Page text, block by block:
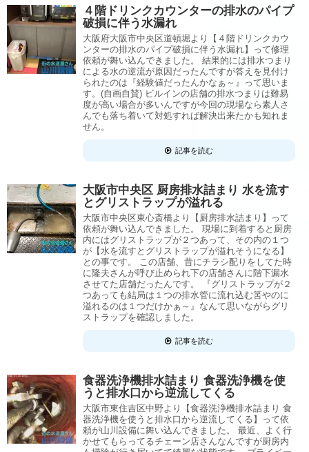
４階ドリンクカウンターの排水のパイプ
破損に伴う水漏れ
大阪府大阪市中央区道頓堀より【４階ドリンクカウ
ンターの排水のパイプ破損に伴う水漏れ】って修理
依頼が舞い込んできました。 結果的には排水つまり
による水の逆流が原因だったんですが答えを見付け
られたのは『経験値だったんかなぁ～』って思いま
す。(自画自賛) ビルインの店舗の排水つまりは難易
度が高い場合が多いんですが今回の現場なら素人さ
んでも落ち着いて対処すれば解決出来たかも知れま
せん。
記事を読む
大阪市中央区 厨房排水詰まり 水を流す
とグリストラップが溢れる
大阪市中央区東心斎橋より【厨房排水詰まり】って
依頼が舞い込んできました。 現場に到着すると厨房
内にはグリストラップが２つあって、その内の１つ
が【水を流すとグリストラップが溢れそうになる】
との事です。 この店舗、昔にチラシ配りをしてた時
に隆夫さんが呼び止められ下の店舗さんに階下漏水
させてた店舗だったんです。 『グリストラップが２
つあっても結局は１つの排水管に流れ込む筈やのに
溢れるのは１つだけかぁ～』なんて思いながらグリ
ストラップを確認しました。
記事を読む
食器洗浄機排水詰まり 食器洗浄機を使
うと排水口から逆流してくる
大阪市東住吉区中野より【食器洗浄機排水詰まり 食
器洗浄機を使うと排水口から逆流してくる】って依
頼が山川設備に舞い込んできました。 最近、よく行
かせてもらってるチェーン店さんなんですが厨房内